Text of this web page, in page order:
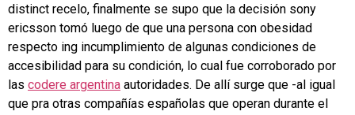
distinct recelo, finalmente se supo que la decisión sony
ericsson tomó luego de que una persona con obesidad
respecto ing incumplimiento de algunas condiciones de
accesibilidad para su condición, lo cual fue corroborado por
las codere argentina autoridades. De allí surge que -al igual
que pra otras compañías españolas que operan durante el